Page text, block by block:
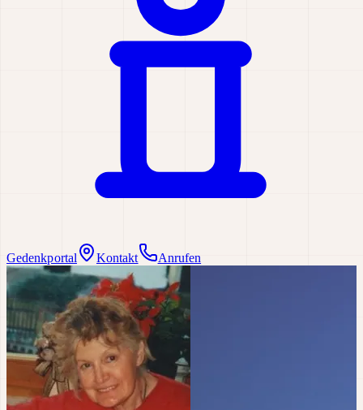
Gedenkportal Kontakt Anrufen